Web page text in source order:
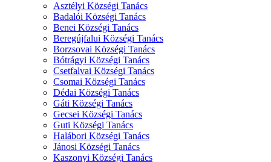
Asztélyi Községi Tanács
Badalói Községi Tanács
Benei Községi Tanács
Beregújfalui Községi Tanács
Borzsovai Községi Tanács
Bótrágyi Községi Tanács
Csetfalvai Községi Tanács
Csomai Községi Tanács
Dédai Községi Tanács
Gáti Községi Tanács
Gecsei Községi Tanács
Guti Községi Tanács
Halábori Községi Tanács
Jánosi Községi Tanács
Kaszonyi Községi Tanács